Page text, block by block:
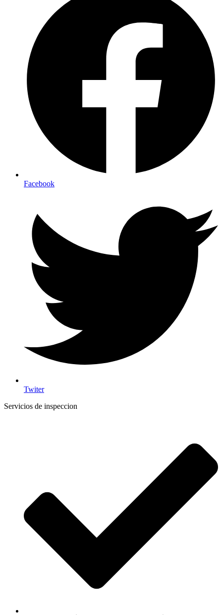
Facebook
Twiter
Servicios de inspeccion